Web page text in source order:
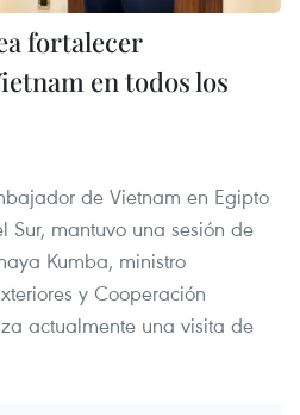
fortalecer
en todos los
de Vietnam en Egipto
Sur, mantuvo una sesión de
Kumba, ministro
y Cooperación
actualmente una visita de